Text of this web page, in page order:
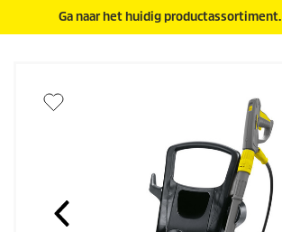
Ga naar het huidig productassortiment.